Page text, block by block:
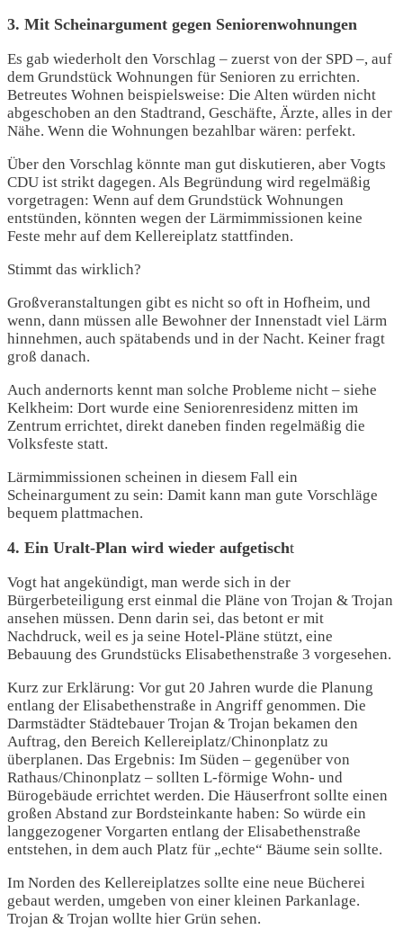
3. Mit Scheinargument gegen Seniorenwohnungen
Es gab wiederholt den Vorschlag – zuerst von der SPD –, auf
dem Grundstück Wohnungen für Senioren zu errichten.
Betreutes Wohnen beispielsweise: Die Alten würden nicht
abgeschoben an den Stadtrand, Geschäfte, Ärzte, alles in der
Nähe. Wenn die Wohnungen bezahlbar wären: perfekt.
Über den Vorschlag könnte man gut diskutieren, aber Vogts
CDU ist strikt dagegen. Als Begründung wird regelmäßig
vorgetragen: Wenn auf dem Grundstück Wohnungen
entstünden, könnten wegen der Lärmimmissionen keine
Feste mehr auf dem Kellereiplatz stattfinden.
Stimmt das wirklich?
Großveranstaltungen gibt es nicht so oft in Hofheim, und
wenn, dann müssen alle Bewohner der Innenstadt viel Lärm
hinnehmen, auch spätabends und in der Nacht. Keiner fragt
groß danach.
Auch andernorts kennt man solche Probleme nicht – siehe
Kelkheim: Dort wurde eine Seniorenresidenz mitten im
Zentrum errichtet, direkt daneben finden regelmäßig die
Volksfeste statt.
Lärmimmissionen scheinen in diesem Fall ein
Scheinargument zu sein: Damit kann man gute Vorschläge
bequem plattmachen.
4. Ein Uralt-Plan wird wieder aufgetischt
Vogt hat angekündigt, man werde sich in der
Bürgerbeteiligung erst einmal die Pläne von Trojan & Trojan
ansehen müssen. Denn darin sei, das betont er mit
Nachdruck, weil es ja seine Hotel-Pläne stützt, eine
Bebauung des Grundstücks Elisabethenstraße 3 vorgesehen.
Kurz zur Erklärung: Vor gut 20 Jahren wurde die Planung
entlang der Elisabethenstraße in Angriff genommen. Die
Darmstädter Städtebauer Trojan & Trojan bekamen den
Auftrag, den Bereich Kellereiplatz/Chinonplatz zu
überplanen. Das Ergebnis: Im Süden – gegenüber von
Rathaus/Chinonplatz – sollten L-förmige Wohn- und
Bürogebäude errichtet werden. Die Häuserfront sollte einen
großen Abstand zur Bordsteinkante haben: So würde ein
langgezogener Vorgarten entlang der Elisabethenstraße
entstehen, in dem auch Platz für „echte“ Bäume sein sollte.
Im Norden des Kellereiplatzes sollte eine neue Bücherei
gebaut werden, umgeben von einer kleinen Parkanlage.
Trojan & Trojan wollte hier Grün sehen.